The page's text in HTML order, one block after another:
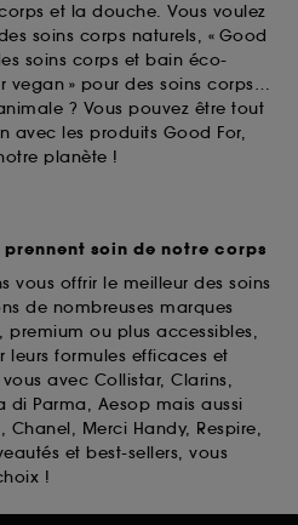
et la douche. Vous voulez
soins corps naturels, « Good
soins corps et bain éco-
vegan » pour des soins corps…
? Vous pouvez être tout
avec les produits Good For,
planète !
prennent soin de notre corps
vous offrir le meilleur des soins
de nombreuses marques
premium ou plus accessibles,
leurs formules efficaces et
avec Collistar, Clarins,
di Parma, Aesop mais aussi
Chanel, Merci Handy, Respire,
et best-sellers, vous
!